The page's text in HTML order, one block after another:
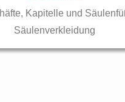
Kapitelle und
Säulenverkleidung